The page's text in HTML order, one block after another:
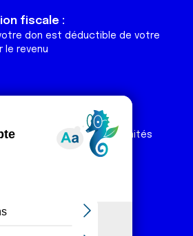
fiscale :
don est déductible de votre
le revenu
Espace Ligue & comités
Espace chercheur